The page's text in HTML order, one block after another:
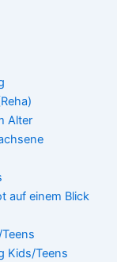
Alter
auf einem Blick
Kids/Teens